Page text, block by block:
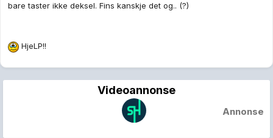
bare taster ikke deksel. Fins kanskje det og.. (?)
HjeLP!!
Videoannonse
Annonse